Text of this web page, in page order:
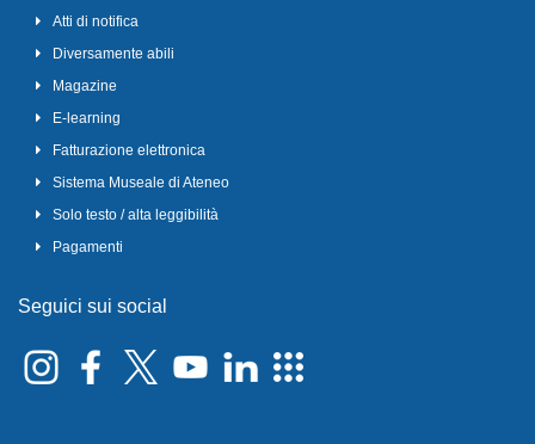
Atti di notifica
Diversamente abili
Magazine
E-learning
Fatturazione elettronica
Sistema Museale di Ateneo
Solo testo / alta leggibilità
Pagamenti
Seguici sui social